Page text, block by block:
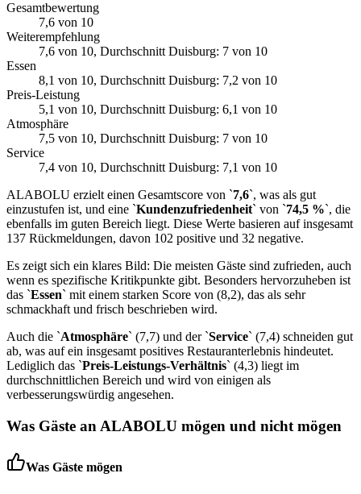
Gesamtbewertung
7,6 von 10
Weiterempfehlung
7,6 von 10, Durchschnitt Duisburg: 7 von 10
Essen
8,1 von 10, Durchschnitt Duisburg: 7,2 von 10
Preis-Leistung
5,1 von 10, Durchschnitt Duisburg: 6,1 von 10
Atmosphäre
7,5 von 10, Durchschnitt Duisburg: 7 von 10
Service
7,4 von 10, Durchschnitt Duisburg: 7,1 von 10
ALABOLU erzielt einen Gesamtscore von `7,6`, was als gut
einzustufen ist, und eine `Kundenzufriedenheit` von `74,5 %`, die
ebenfalls im guten Bereich liegt. Diese Werte basieren auf insgesamt
137 Rückmeldungen, davon 102 positive und 32 negative.
Es zeigt sich ein klares Bild: Die meisten Gäste sind zufrieden, auch
wenn es spezifische Kritikpunkte gibt. Besonders hervorzuheben ist
das `Essen` mit einem starken Score von (8,2), das als sehr
schmackhaft und frisch beschrieben wird.
Auch die `Atmosphäre` (7,7) und der `Service` (7,4) schneiden gut
ab, was auf ein insgesamt positives Restauranterlebnis hindeutet.
Lediglich das `Preis-Leistungs-Verhältnis` (4,3) liegt im
durchschnittlichen Bereich und wird von einigen als
verbesserungswürdig angesehen.
Was Gäste an ALABOLU mögen und nicht mögen
Was Gäste mögen